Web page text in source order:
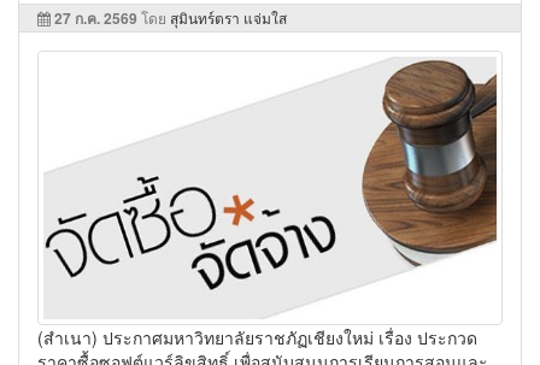
27 ก.ค. 2569 โดย สุมินทร์ตรา แจ่มใส
(สำเนา) ประกาศมหาวิทยาลัยราชภัฏเชียงใหม่ เรื่อง ประกวด